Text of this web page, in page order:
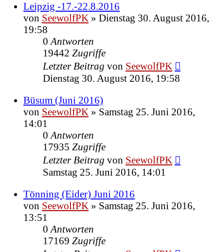
Leipzig -17.-22.8.2016
von SeewolfPK » Dienstag 30. August 2016,
19:58
0 Antworten
19442 Zugriffe
Letzter Beitrag von SeewolfPK
Dienstag 30. August 2016, 19:58
Büsum (Juni 2016)
von SeewolfPK » Samstag 25. Juni 2016,
14:01
0 Antworten
17935 Zugriffe
Letzter Beitrag von SeewolfPK
Samstag 25. Juni 2016, 14:01
Tönning (Eider) Juni 2016
von SeewolfPK » Samstag 25. Juni 2016,
13:51
0 Antworten
17169 Zugriffe